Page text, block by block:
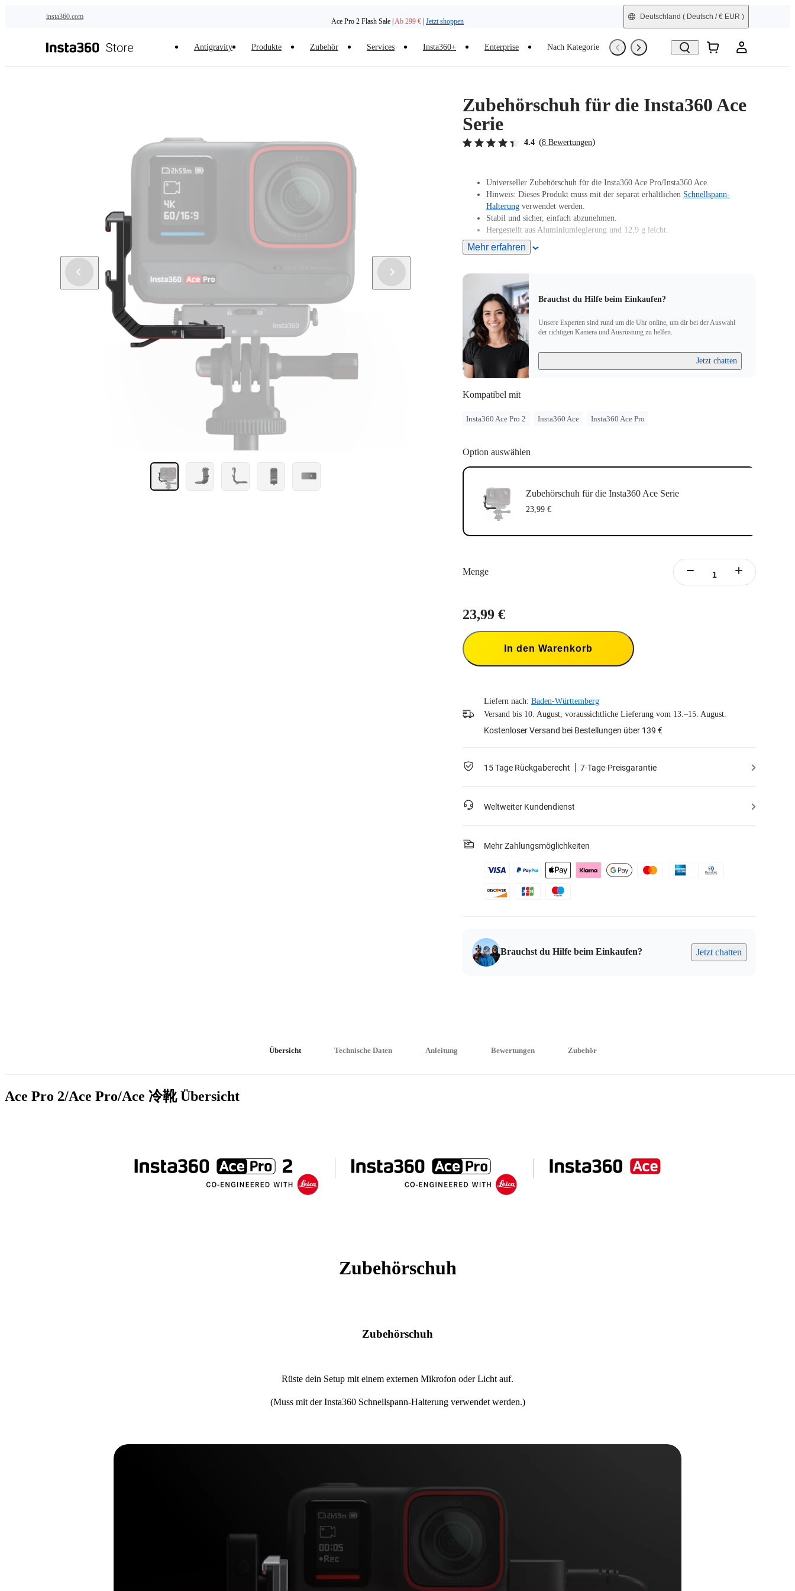
insta360.com
Ace Pro 2 Flash Sale | Ab 299 € Jetzt shoppen
Deutschland ( Deutsch / € EUR )
Antigravity Produkte Zubehör Services Insta360+ Enterprise Nach Kategorie Trade-In Generalüberholt
Zubehörschuh für die Insta360 Ace
Serie
4.4 (8 Bewertungen)
Universeller Zubehörschuh für die Insta360 Ace Pro/Insta360 Ace.
Hinweis: Dieses Produkt muss mit der separat erhältlichen Schnellspann-
Halterung verwendet werden.
Stabil und sicher, einfach abzunehmen.
Hergestellt aus Aluminiumlegierung und 12,9 g leicht.
Mehr erfahren
Brauchst du Hilfe beim Einkaufen?
Unsere Experten sind rund um die Uhr online, um dir bei der Auswahl
der richtigen Kamera und Ausrüstung zu helfen.
Jetzt chatten
Kompatibel mit
Insta360 Ace Pro 2 Insta360 Ace Insta360 Ace Pro
Option auswählen
Zubehörschuh für die Insta360 Ace Serie
23,99 €
Menge
23,99 €
In den Warenkorb
Liefern nach: Baden-Württemberg
Versand bis 10. August, voraussichtliche Lieferung vom 13.–15. August.
Kostenloser Versand bei Bestellungen über 139 €
15 Tage Rückgaberecht 7-Tage-Preisgarantie
Weltweiter Kundendienst
Mehr Zahlungsmöglichkeiten
Brauchst du Hilfe beim Einkaufen? Jetzt chatten
Übersicht Technische Daten Anleitung Bewertungen Zubehör
Ace Pro 2/Ace Pro/Ace 冷靴Übersicht
Zubehörschuh
Zubehörschuh
Rüste dein Setup mit einem externen Mikrofon oder Licht auf.
(Muss mit der Insta360 Schnellspann-Halterung verwendet werden.)